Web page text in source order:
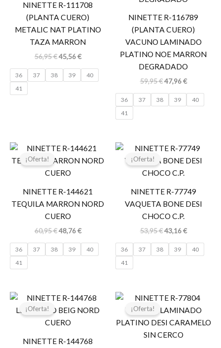
NINETTE R-111708
(PLANTA CUERO)
METALIC NAT PLATINO
TAZA MARRON
56,95€ 45,56€
36 37 38 39
40
41
NINETTE R-116789
(PLANTA CUERO)
VACUNO LAMINADO
PLATINO NOE MARRON
DEGRADADO
59,95€ 47,96€
36 37 38 39
40
41
¡Oferta!
NINETTE R-144621
TEQUILA MARRON NORD
CUERO
60,95€
El
original
era:
48,76€
El
actual
36 37 38 39
40
41
¡Oferta!
NINETTE R-77749
VAQUETA BONE DESI
CHOCO C.P.
53,95€
El
original
era:
43,16€
El
actual
36 37 38 39
40
41
¡Oferta!
NINETTE R-144768
El
original
era:
El
actual
¡Oferta!
El
original
era:
54,95 €.
El
actual
es: